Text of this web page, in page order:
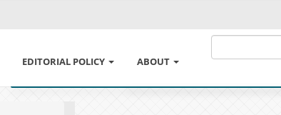
EDITORIAL POLICY ABOUT